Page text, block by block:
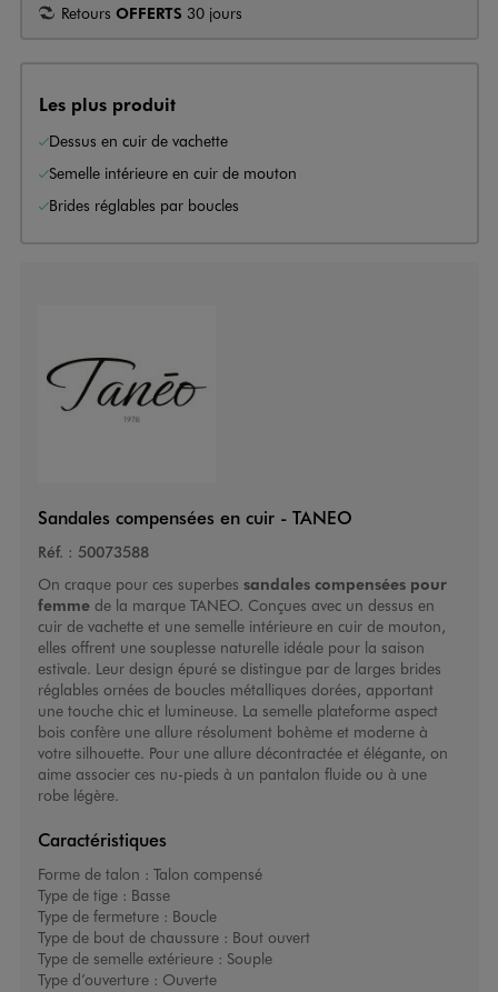
Retours OFFERTS 30 jours
Les plus produit
Dessus en cuir de vachette
Semelle intérieure en cuir de mouton
Brides réglables par boucles
Sandales compensées en cuir - TANEO
Réf. : 50073588
On craque pour ces superbes sandales compensées pour
femmede la marque TANEO. Conçues avec un dessus en
cuir de vachette et une semelle intérieure en cuir de mouton,
elles offrent une souplesse naturelle idéale pour la saison
estivale. Leur design épuré se distingue par de larges brides
réglables ornées de boucles métalliques dorées, apportant
une touche chic et lumineuse. La semelle plateforme aspect
bois confère une allure résolument bohème et moderne à
votre silhouette. Pour une allure décontractée et élégante, on
aime associer ces nu-pieds à un pantalon fluideou à une
robe légère.
Caractéristiques
Forme de talon : Talon compensé
Type de tige : Basse
Type de fermeture : Boucle
Type de bout de chaussure : Bout ouvert
Type de semelle extérieure : Souple
Type d’ouverture : Ouverte